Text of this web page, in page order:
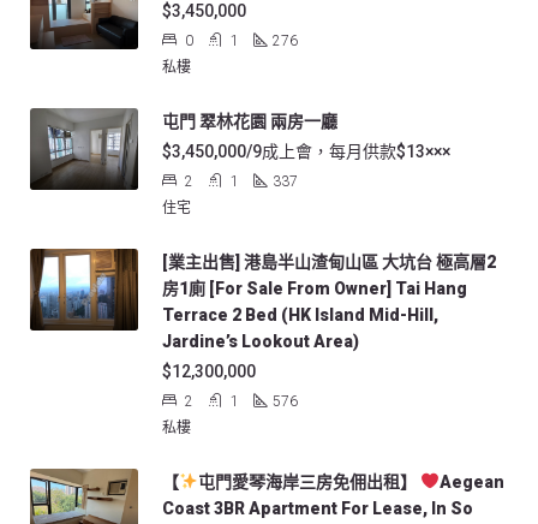
$3,450,000
0 1
276
私樓
屯門 翠林花園 兩房一廳
$3,450,000/9成上會，每月供款$13×××
2 1
337
住宅
[業主出售] 港島半山渣甸山區 大坑台 極高層2
房1廁 [For Sale From Owner] Tai Hang
Terrace 2 Bed (HK Island Mid-Hill,
Jardine’s Lookout Area)
$12,300,000
2 1
576
私樓
【 屯門愛琴海岸三房免佣出租】
Aegean
Coast 3BR Apartment For Lease, In So